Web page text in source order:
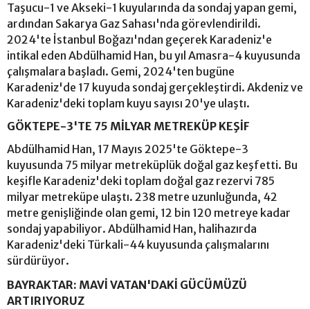
Taşucu-1 ve Akseki-1 kuyularında da sondaj yapan gemi,
ardından Sakarya Gaz Sahası'nda görevlendirildi.
2024'te İstanbul Boğazı'ndan geçerek Karadeniz'e
intikal eden Abdülhamid Han, bu yıl Amasra-4 kuyusunda
çalışmalara başladı. Gemi, 2024'ten bugüne
Karadeniz'de 17 kuyuda sondaj gerçekleştirdi. Akdeniz ve
Karadeniz'deki toplam kuyu sayısı 20'ye ulaştı.
GÖKTEPE-3'TE 75 MİLYAR METREKÜP KEŞİF
Abdülhamid Han, 17 Mayıs 2025'te Göktepe-3
kuyusunda 75 milyar metreküplük doğal gaz keşfetti. Bu
keşifle Karadeniz'deki toplam doğal gaz rezervi 785
milyar metreküpe ulaştı. 238 metre uzunluğunda, 42
metre genişliğinde olan gemi, 12 bin 120 metreye kadar
sondaj yapabiliyor. Abdülhamid Han, halihazırda
Karadeniz'deki Türkali-44 kuyusunda çalışmalarını
sürdürüyor.
BAYRAKTAR: MAVİ VATAN'DAKİ GÜCÜMÜZÜ
ARTIRIYORUZ